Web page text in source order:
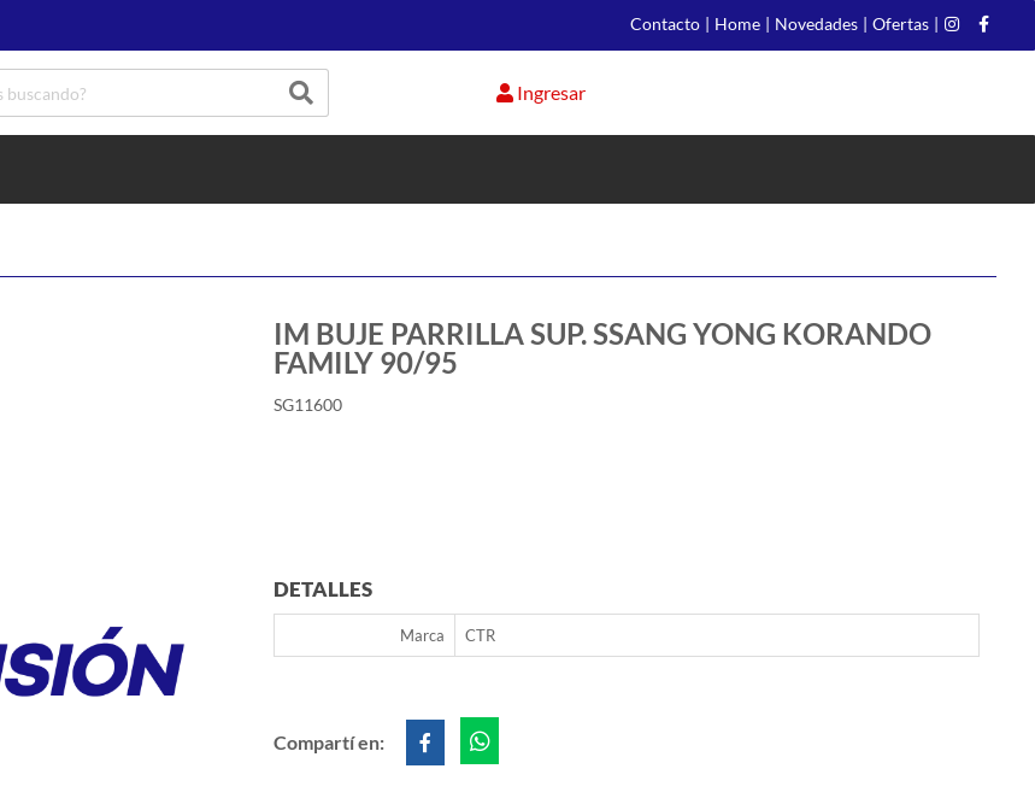
Contacto | Home | Novedades | Ofertas |
Ingresar
IM BUJE PARRILLA SUP. SSANG YONG KORANDO
FAMILY 90/95
SG11600
DETALLES
Marca CTR
Compartí en: